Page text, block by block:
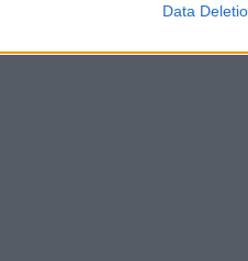
Data